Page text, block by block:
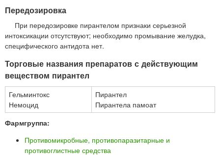
Передозировка
При передозировке пирантелом признаки серьезной
интоксикации отсутствуют; необходимо промывание желудка,
специфического антидота нет.
Торговые названия препаратов с действующим
веществом пирантел
Гельминтокс
Немоцид
Пирантел
Пирантела памоат
Фармгруппа:
Противомикробные, противопаразитарные и
противоглистные средства